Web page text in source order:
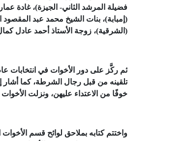
فضيلة المرشد الثاني- الجيزة)،
(إمبابة)، بنات الشيخ محمد عبد
(الشرقية)، زوجة الأستاذ أحمد عادل
تلقينه من قبل رجال الشرطة، كما أشار
خوفًا من الاعتداء عليهن، ونزلت